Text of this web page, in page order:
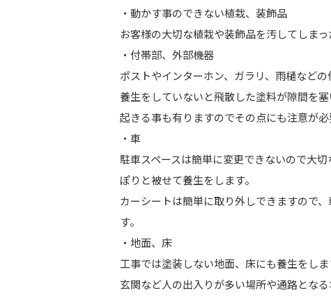
・動かす事のできない植栽、装飾品
お客様の大切な植栽や装飾品を汚してしま
・付帯部、外部機器
ポストやインターホン、ガラリ、雨樋などの
養生をしていないと飛散した塗料が隙間を
起きる事も有りますのでその点にも注意が必
・車
駐車スペースは簡単に変更できないので大
ぽりと被せて養生をします。
カーシートは簡単に取り外しできますので
す。
・地面、床
工事では塗装しない地面、床にも養生をしま
玄関など人の出入りが多い場所や通路とな